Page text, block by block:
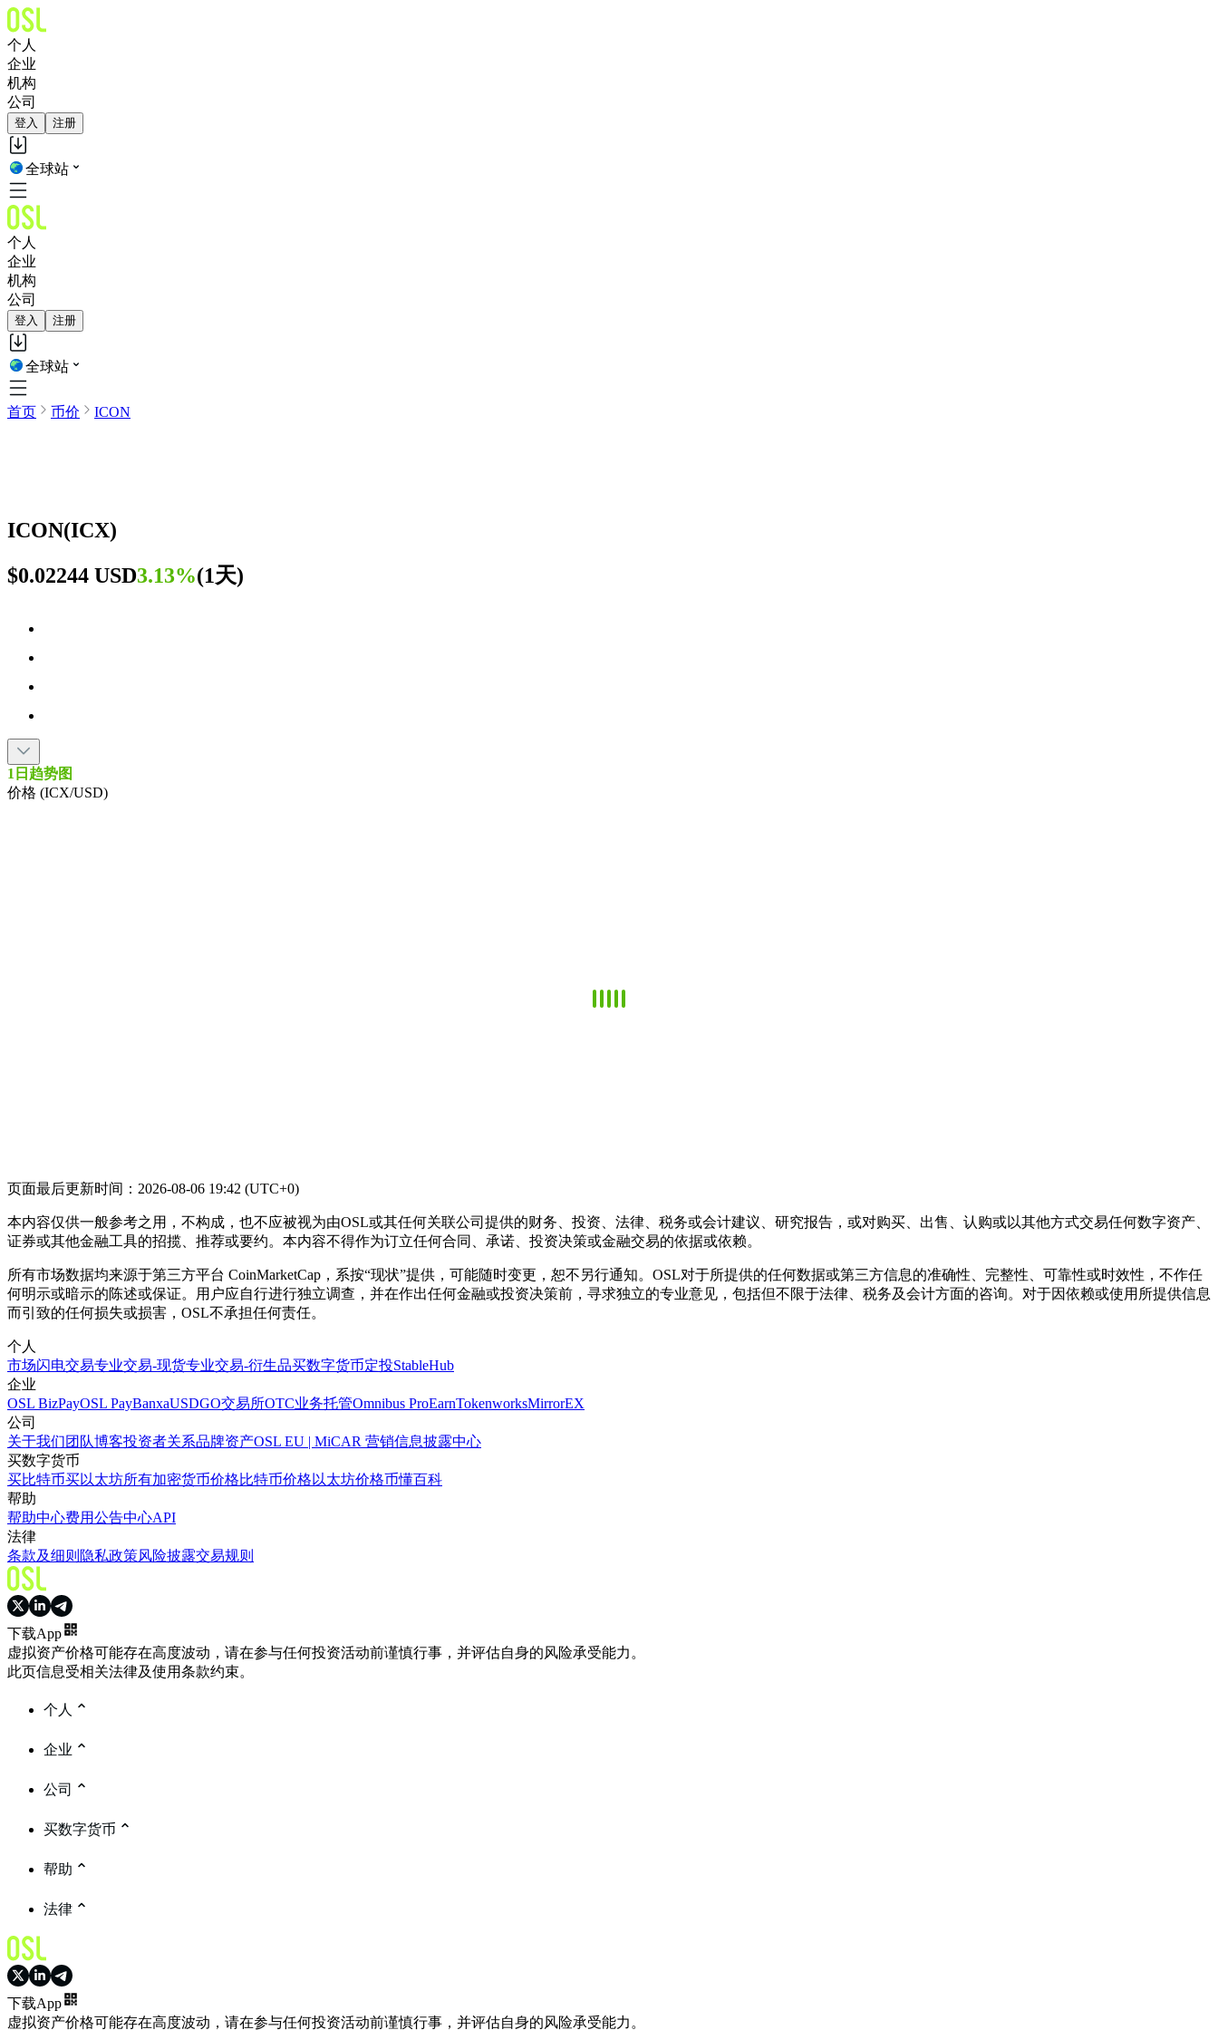
个人
企业
机构
公司
登入 注册
全球站
个人
企业
机构
公司
登入 注册
全球站
首页 币价 ICON
ICON(ICX)
$0.02244 USD3.13%(1天)
1日趋势图
价格 (ICX/USD)
页面最后更新时间：2026-08-06 19:42 (UTC+0)
本内容仅供一般参考之用，不构成，也不应被视为由OSL或其任何关联公司提供的财务、投资、法律、税务或会计建议、研究报告，或对购买、出售、认购或以其他方式交易任何数字资产、
证券或其他金融工具的招揽、推荐或要约。本内容不得作为订立任何合同、承诺、投资决策或金融交易的依据或依赖。
所有市场数据均来源于第三方平台 CoinMarketCap，系按“现状”提供，可能随时变更，恕不另行通知。OSL对于所提供的任何数据或第三方信息的准确性、完整性、可靠性或时效性，不作任
何明示或暗示的陈述或保证。用户应自行进行独立调查，并在作出任何金融或投资决策前，寻求独立的专业意见，包括但不限于法律、税务及会计方面的咨询。对于因依赖或使用所提供信息
而引致的任何损失或损害，OSL不承担任何责任。
个人
市场闪电交易专业交易-现货专业交易-衍生品买数字货币定投StableHub
企业
OSL BizPayOSL PayBanxaUSDGO交易所OTC业务托管Omnibus ProEarnTokenworksMirrorEX
公司
关于我们团队博客投资者关系品牌资产OSL EU | MiCAR 营销信息披露中心
买数字货币
买比特币买以太坊所有加密货币价格比特币价格 以太坊价格币懂百科
帮助
帮助中心费用公告中心API
法律
条款及细则 隐私政策风险披露交易规则
下载App
虚拟资产价格可能存在高度波动，请在参与任何投资活动前谨慎行事，并评估自身的风险承受能力。
此页信息受相关法律及使用条款约束。
个人
企业
公司
买数字货币
帮助
法律
下载App
虚拟资产价格可能存在高度波动，请在参与任何投资活动前谨慎行事，并评估自身的风险承受能力。